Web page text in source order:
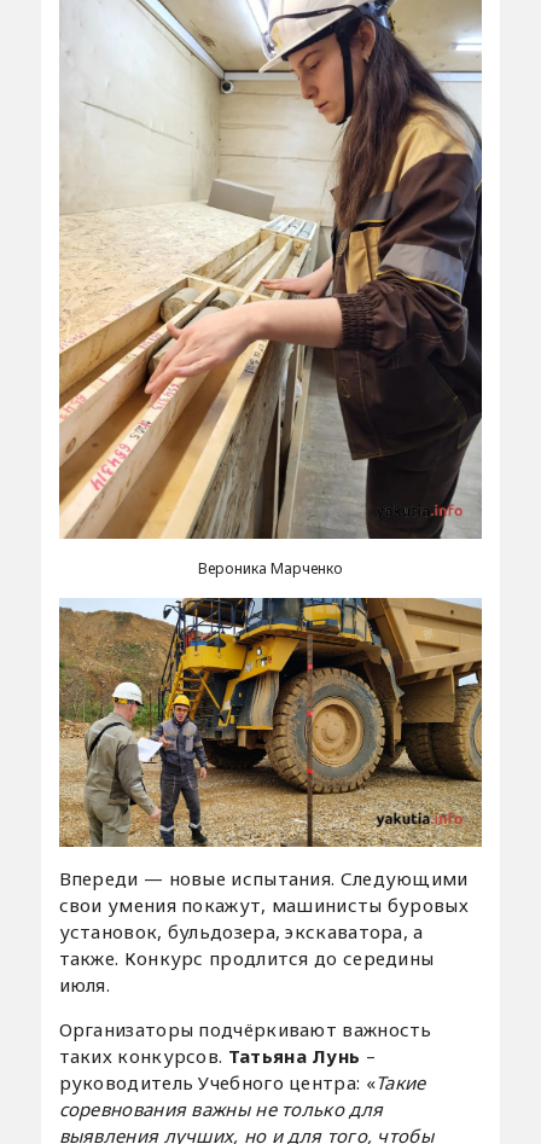
Вероника Марченко
Впереди — новые испытания. Следующими
свои умения покажут, машинисты буровых
установок, бульдозера, экскаватора, а
также. Конкурс продлится до середины
июля.
Организаторы подчёркивают важность
таких конкурсов. Татьяна Лунь –
руководитель Учебного центра: «Такие
соревнования важны не только для
выявления лучших, но и для того, чтобы